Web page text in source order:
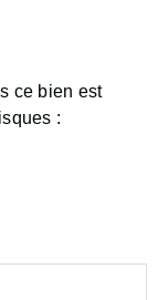
ce bien est
: